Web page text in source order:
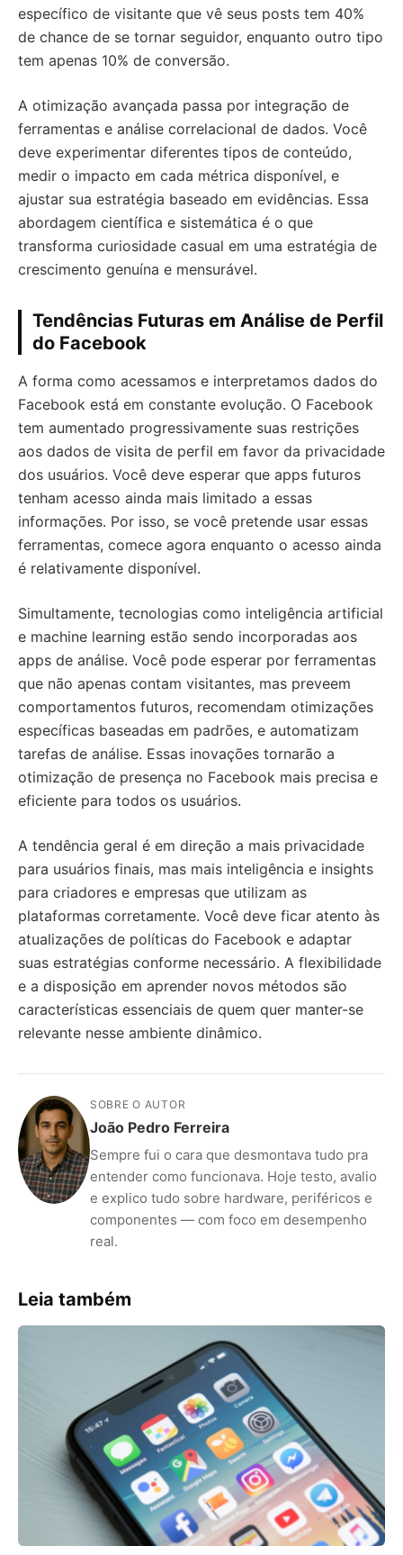
específico de visitante que vê seus posts tem 40%
de chance de se tornar seguidor, enquanto outro tipo
tem apenas 10% de conversão.
A otimização avançada passa por integração de
ferramentas e análise correlacional de dados. Você
deve experimentar diferentes tipos de conteúdo,
medir o impacto em cada métrica disponível, e
ajustar sua estratégia baseado em evidências. Essa
abordagem científica e sistemática é o que
transforma curiosidade casual em uma estratégia de
crescimento genuína e mensurável.
Tendências Futuras em Análise de Perfil
do Facebook
A forma como acessamos e interpretamos dados do
Facebook está em constante evolução. O Facebook
tem aumentado progressivamente suas restrições
aos dados de visita de perfil em favor da privacidade
dos usuários. Você deve esperar que apps futuros
tenham acesso ainda mais limitado a essas
informações. Por isso, se você pretende usar essas
ferramentas, comece agora enquanto o acesso ainda
é relativamente disponível.
Simultamente, tecnologias como inteligência artificial
e machine learning estão sendo incorporadas aos
apps de análise. Você pode esperar por ferramentas
que não apenas contam visitantes, mas preveem
comportamentos futuros, recomendam otimizações
específicas baseadas em padrões, e automatizam
tarefas de análise. Essas inovações tornarão a
otimização de presença no Facebook mais precisa e
eficiente para todos os usuários.
A tendência geral é em direção a mais privacidade
para usuários finais, mas mais inteligência e insights
para criadores e empresas que utilizam as
plataformas corretamente. Você deve ficar atento às
atualizações de políticas do Facebook e adaptar
suas estratégias conforme necessário. A flexibilidade
e a disposição em aprender novos métodos são
características essenciais de quem quer manter-se
relevante nesse ambiente dinâmico.
SOBRE O AUTOR
João Pedro Ferreira
Sempre fui o cara que desmontava tudo pra
entender como funcionava. Hoje testo, avalio
e explico tudo sobre hardware, periféricos e
componentes — com foco em desempenho
real.
Leia também